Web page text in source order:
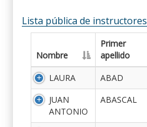
Lista pública de instructores
Nombre
Primer
apellido
LAURA
ABAD
JUAN
ANTONIO
ABASCAL